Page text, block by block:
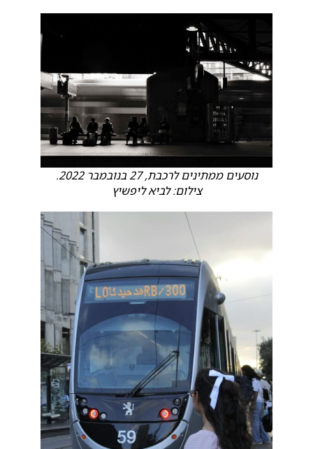
נוסעים ממתינים לרכבת, 27 בנובמבר 2022.
צילום: לביא ליפשיץ